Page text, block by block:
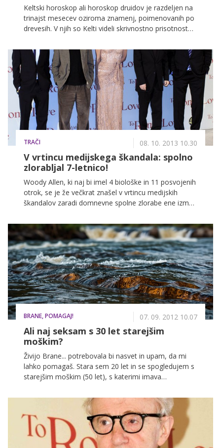
Keltski horoskop ali horoskop druidov je razdeljen na
trinajst mesecev oziroma znamenj, poimenovanih po
drevesih. V njih so Kelti videli skrivnostno prisotnost
rojstva.
TRAČI 08. 10. 2013 10.30
V vrtincu medijskega škandala: spolno
zlorabljal 7-letnico!
Woody Allen, ki naj bi imel 4 biološke in 11 posvojenih
otrok, se je že večkrat znašel v vrtincu medijskih
škandalov zaradi domnevne spolne zlorabe ene izmed
njegova nekdanja soproga v enem izmed intervjujev
zaupala, da njun biološki sin najverjetneje sploh ni
njegov.
BRANE, POMAGAJ! 07. 09. 2012 10.07
Ali naj seksam s 30 let starejšim
moškim?
Živijo Brane... potrebovala bi nasvet in upam, da mi
lahko pomagaš. Stara sem 20 let in se spogledujem s
starejšim moškim (50 let), s katerimi imava
kar tečejo in naju rajcajo, a dlje ne greva oz. (še) nisva
šla. In zdaj imam po eni strani zadržke zaradi razlike v
letih ter izkušenj (ki jih ima on veliko, jaz pa še bolj
malo), po drugi strani pa me res privlači in bi z njem z
veseljem imela avanturco (sploh v tem času, ko me